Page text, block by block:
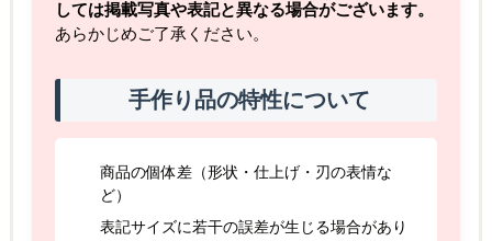
しては掲載写真や表記と異なる場合がございます。
あらかじめご了承ください。
手作り品の特性について
商品の個体差（形状・仕上げ・刃の表情な
ど）
表記サイズに若干の誤差が生じる場合があり